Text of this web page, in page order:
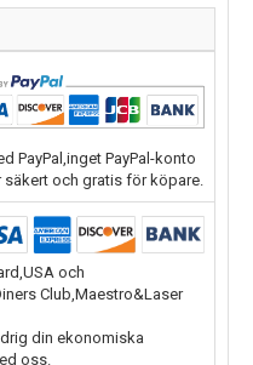
PayPal,inget PayPal-konto
säkert och gratis för köpare.
och
Club,Maestro&Laser
din ekonomiska
oss.